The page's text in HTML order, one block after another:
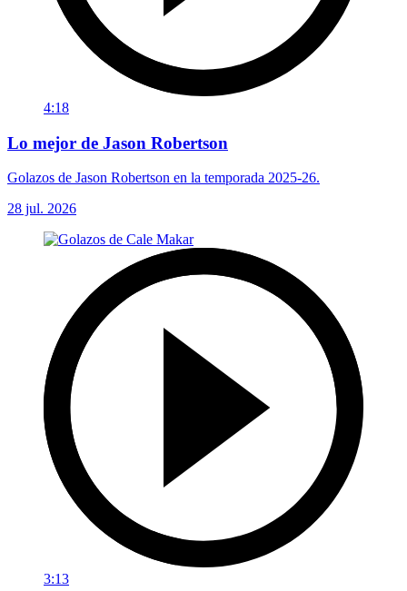
4:18
Lo mejor de Jason Robertson
Golazos de Jason Robertson en la temporada 2025-26.
28 jul. 2026
3:13